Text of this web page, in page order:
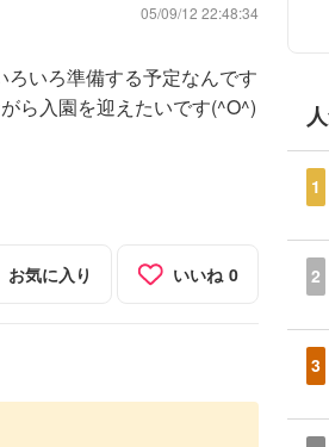
05/09/12 22:48:34
いろ準備する予定なんです
ら入園を迎えたいです(^O^)
お気に入り いいね 0
1
2
3